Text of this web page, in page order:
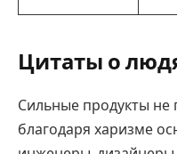
Цитаты о
Сильные продукты не
благодаря харизме